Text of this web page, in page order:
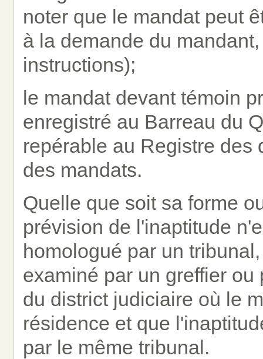
noter que le mandat peut
à la demande du
instructions);
le mandat devant témoin
enregistré au Barreau du
repérable au Registre des
des mandats.
Quelle que soit sa forme
prévision de l'inaptitude
homologué par un
examiné par un greffier
du district judiciaire où le
résidence et que
par le même tribunal.